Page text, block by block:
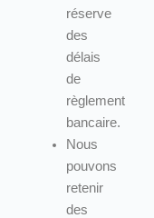
réserve
des
délais
de
règlement
bancaire.
Nous
pouvons
retenir
des